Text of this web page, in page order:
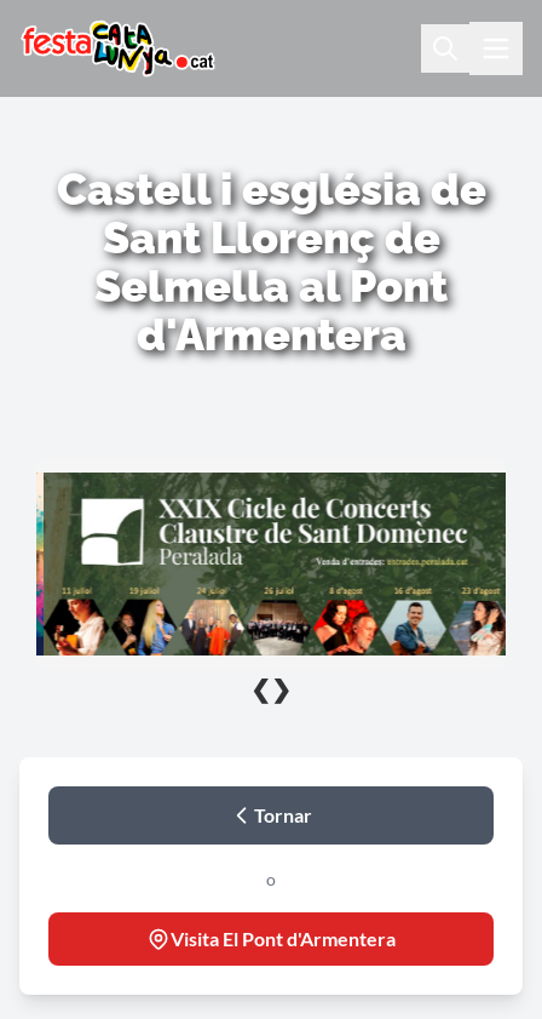
Castell i església de
Sant Llorenç de
Selmella al Pont
d'Armentera
❮ ❯
Tornar
o
Visita El Pont d'Armentera